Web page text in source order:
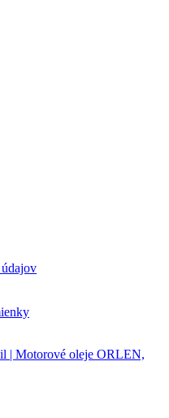
údajov
| Motorové oleje ORLEN,